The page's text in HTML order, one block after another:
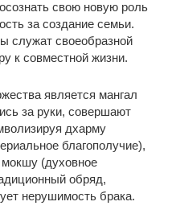
свою новую роль
за создание семьи.
служат своеобразной
к совместной жизни.
является мангал
за руки, совершают
дхарму
благополучие),
(духовное
обряд,
нерушимость брака.